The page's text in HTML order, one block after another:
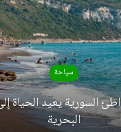
سياحة
السورية يعيد الحياة
البحرية